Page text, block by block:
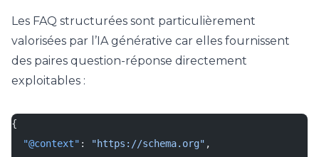
Les FAQ structurées sont particulièrement
valorisées par l’IA générative car elles fournissent
des paires question-réponse directement
exploitables :
{
  "@context"
: "https://schema.org" ,